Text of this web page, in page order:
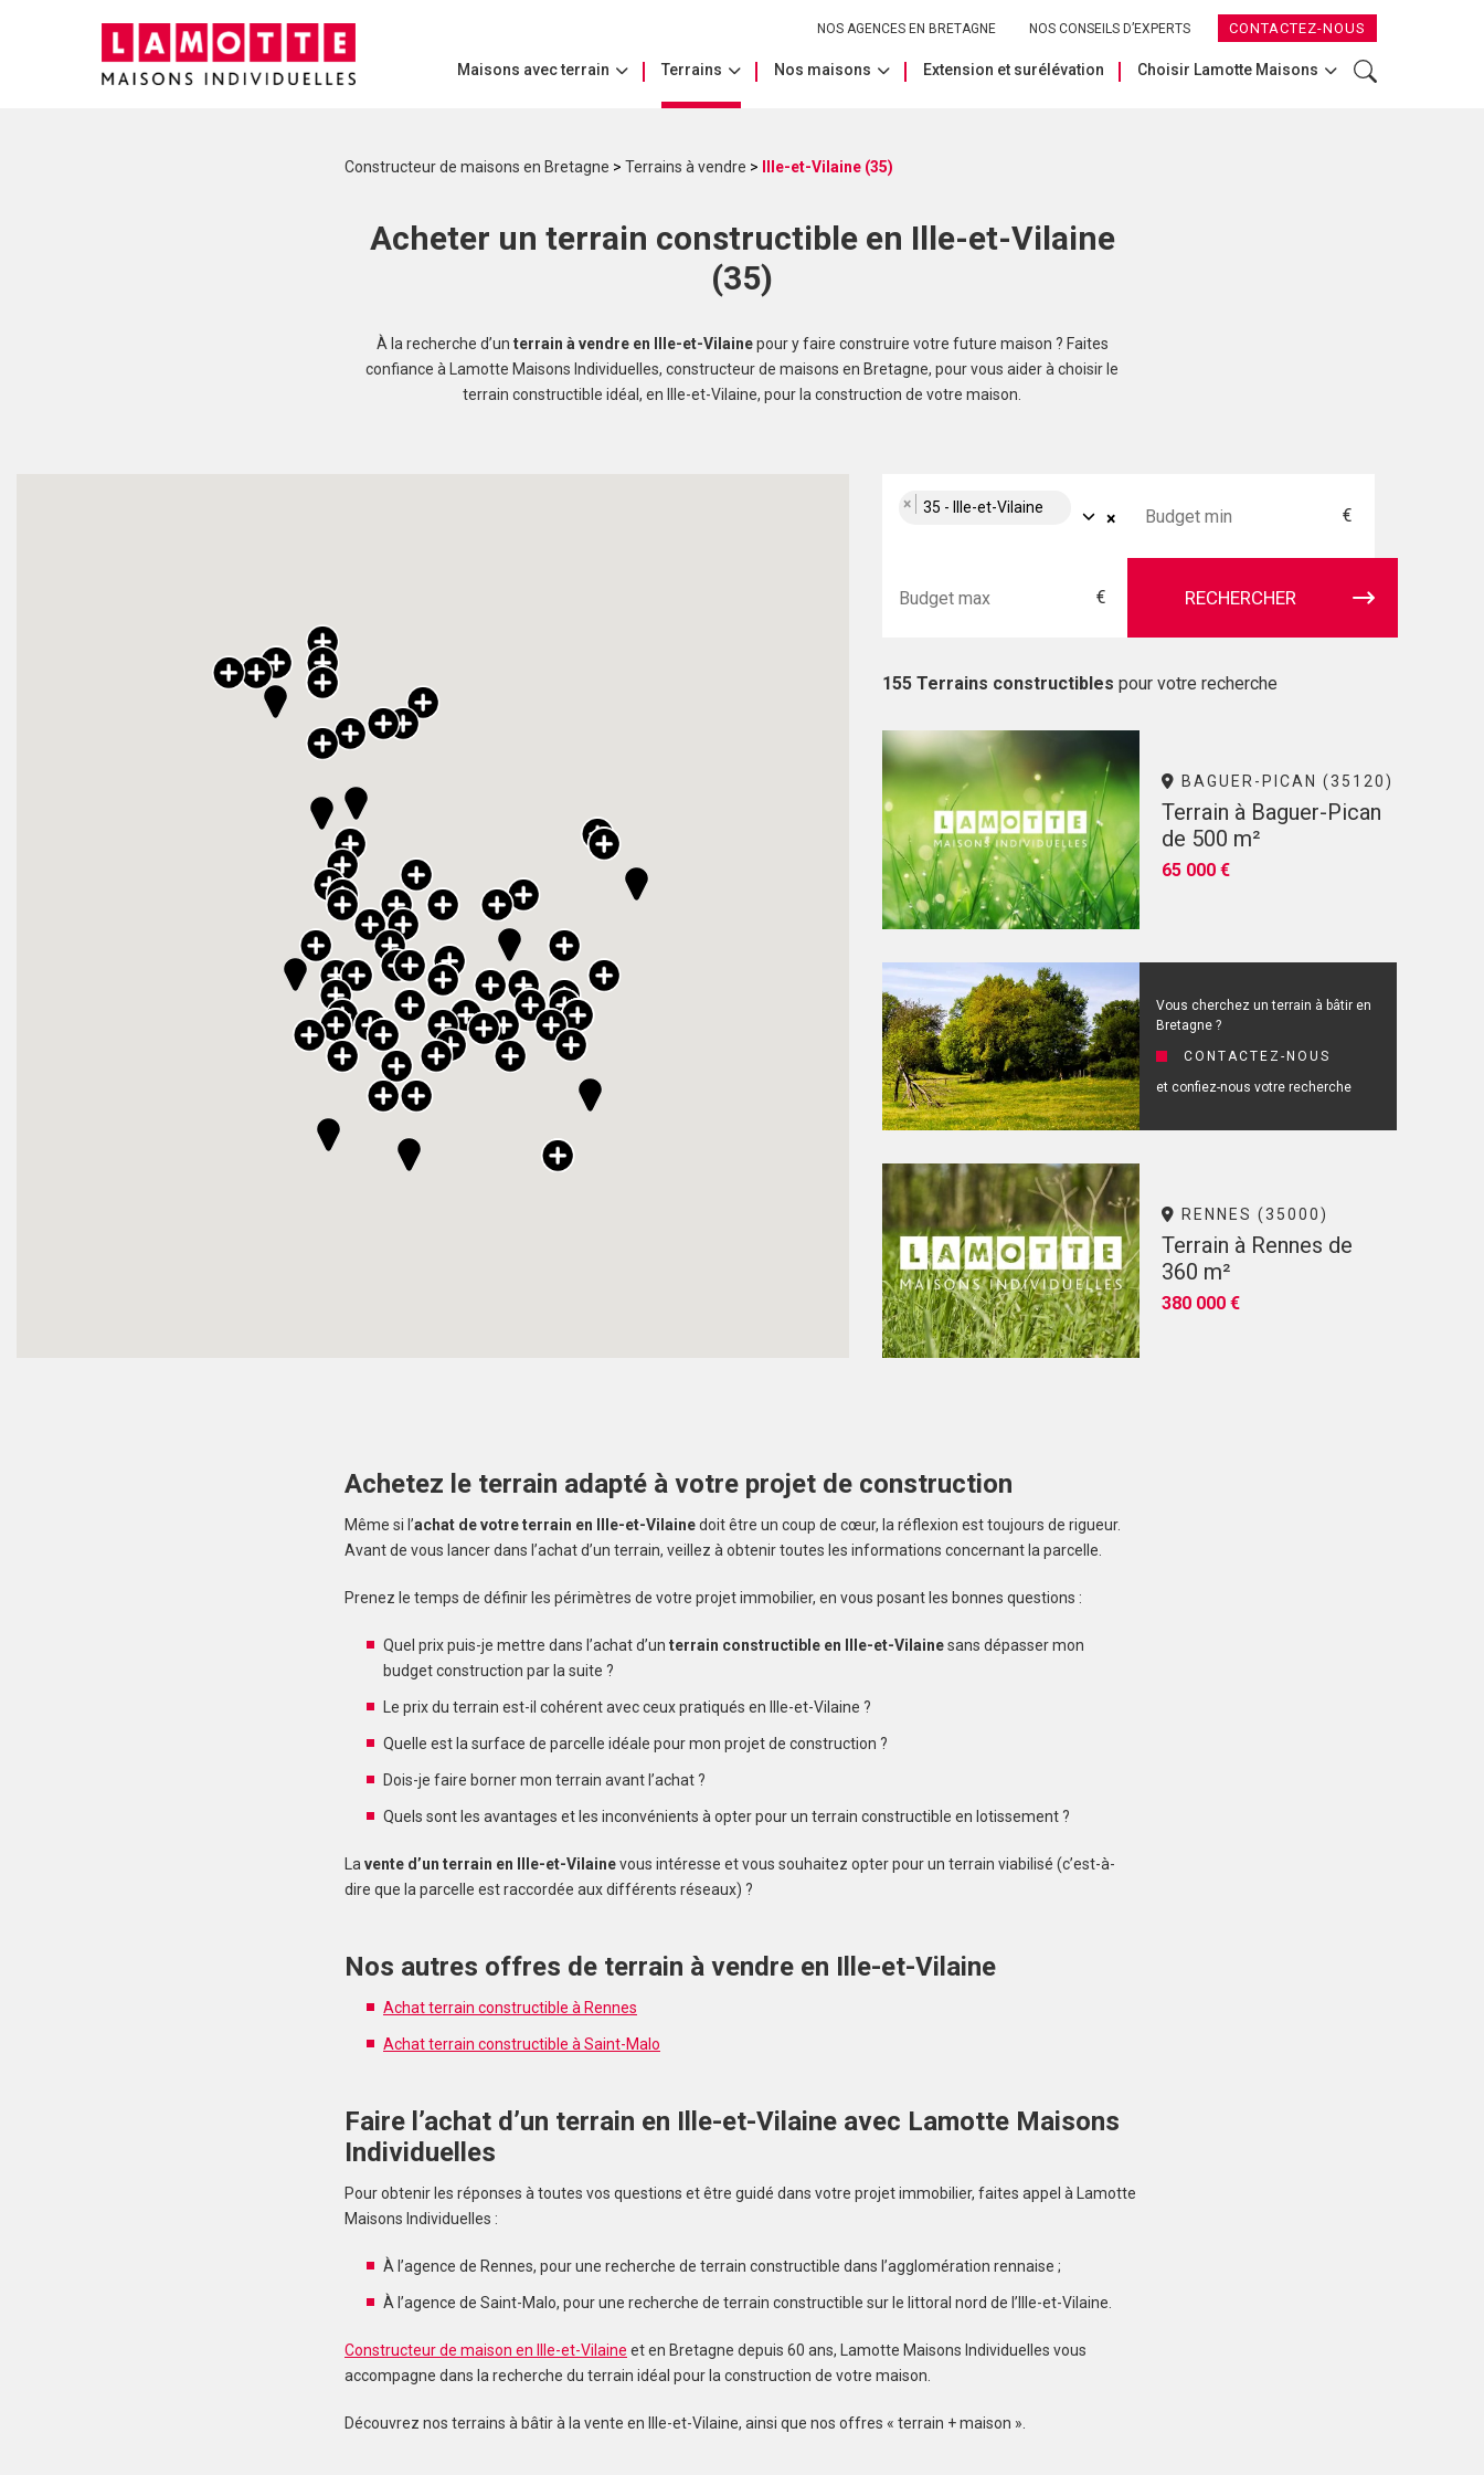
NOS AGENCES EN BRETAGNE NOS CONSEILS D’EXPERTS CONTACTEZ-NOUS
Maisons avec terrain Terrains Nos maisons Extension et surélévation Choisir Lamotte Maisons
Constructeur de maisons en Bretagne > Terrains à vendre > Ille-et-Vilaine (35)
Acheter un terrain constructible en Ille-et-Vilaine
(35)
À la recherche d’un terrain à vendre en Ille-et-Vilainepour y faire construire votre future maison ? Faites
confiance à Lamotte Maisons Individuelles, constructeur de maisons en Bretagne, pour vous aider à choisir le
terrain constructible idéal, en Ille-et-Vilaine, pour la construction de votre maison.
×
× 35 - Ille-et-Vilaine €
€ RECHERCHER
155 Terrains constructibles pour votre recherche
BAGUER-PICAN (35120)
Terrain à Baguer-Pican
de 500 m²
65 000 €
Vous cherchez un terrain à bâtir en
Bretagne ?
CONTACTEZ-NOUS
et confiez-nous votre recherche
RENNES (35000)
Terrain à Rennes de
360 m²
380 000 €
alerte et ne manquez aucun bien correspondant à votre
Achetez le terrain adapté à votre projet de construction
Même si l’achat de votre terrain en Ille-et-Vilainedoit être un coup de cœur, la réflexion est toujours de rigueur.
Avant de vous lancer dans l’achat d’un terrain, veillez à obtenir toutes les informations concernant la parcelle.
Prenez le temps de définir les périmètres de votre projet immobilier, en vous posant les bonnes questions :
Quel prix puis-je mettre dans l’achat d’un terrain constructible en Ille-et-Vilainesans dépasser mon
budget construction par la suite ?
Le prix du terrain est-il cohérent avec ceux pratiqués en Ille-et-Vilaine ?
Quelle est la surface de parcelle idéale pour mon projet de construction ?
Dois-je faire borner mon terrain avant l’achat ?
Quels sont les avantages et les inconvénients à opter pour un terrain constructible en lotissement ?
La vente d’un terrain en Ille-et-Vilainevous intéresse et vous souhaitez opter pour un terrain viabilisé (c’est-à-
dire que la parcelle est raccordée aux différents réseaux) ?
Nos autres offres de terrain à vendre en Ille-et-Vilaine
Achat terrain constructible à Rennes
Achat terrain constructible à Saint-Malo
Faire l’achat d’un terrain en Ille-et-Vilaine avec Lamotte Maisons
Individuelles
Pour obtenir les réponses à toutes vos questions et être guidé dans votre projet immobilier, faites appel à Lamotte
Maisons Individuelles :
À l’agence de Rennes, pour une recherche de terrain constructible dans l’agglomération rennaise ;
À l’agence de Saint-Malo, pour une recherche de terrain constructible sur le littoral nord de l’Ille-et-Vilaine.
Constructeur de maison en Ille-et-Vilaine et en Bretagne depuis 60 ans, Lamotte Maisons Individuelles vous
accompagne dans la recherche du terrain idéal pour la construction de votre maison.
Découvrez nos terrains à bâtir à la vente en Ille-et-Vilaine, ainsi que nos offres « terrain + maison ».